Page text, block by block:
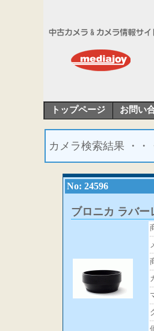
トップページ お問い
カメラ検索結果 ・・
No: 24596
ブロニカ ラバー